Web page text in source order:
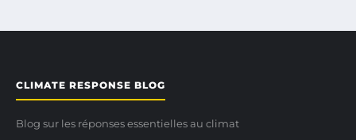
CLIMATE RESPONSE BLOG
Blog sur les réponses essentielles au climat